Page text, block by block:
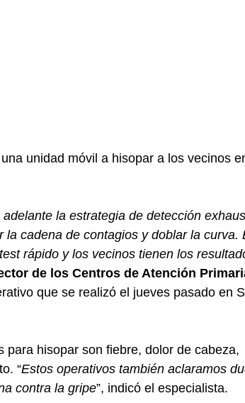
unidad móvil a hisopar a los vecinos
la estrategia de detección
cadena de contagios y doblar la curva.
rápido y los vecinos tienen los
de los Centros de Atención
que se realizó el jueves pasado en
hisopar son fiebre, dolor de cabeza,
“Estos operativos también aclaramos
contra la gripe”, indicó el especialista.